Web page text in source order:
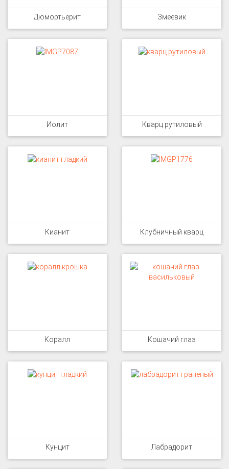
Дюмортьерит Змеевик
Иолит Кварц рутиловый
Кианит Клубничный кварц
Коралл Кошачий глаз
Кунцит Лабрадорит